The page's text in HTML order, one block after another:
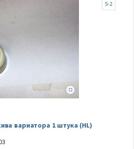
вариатора 1 штука (HL)
5-2